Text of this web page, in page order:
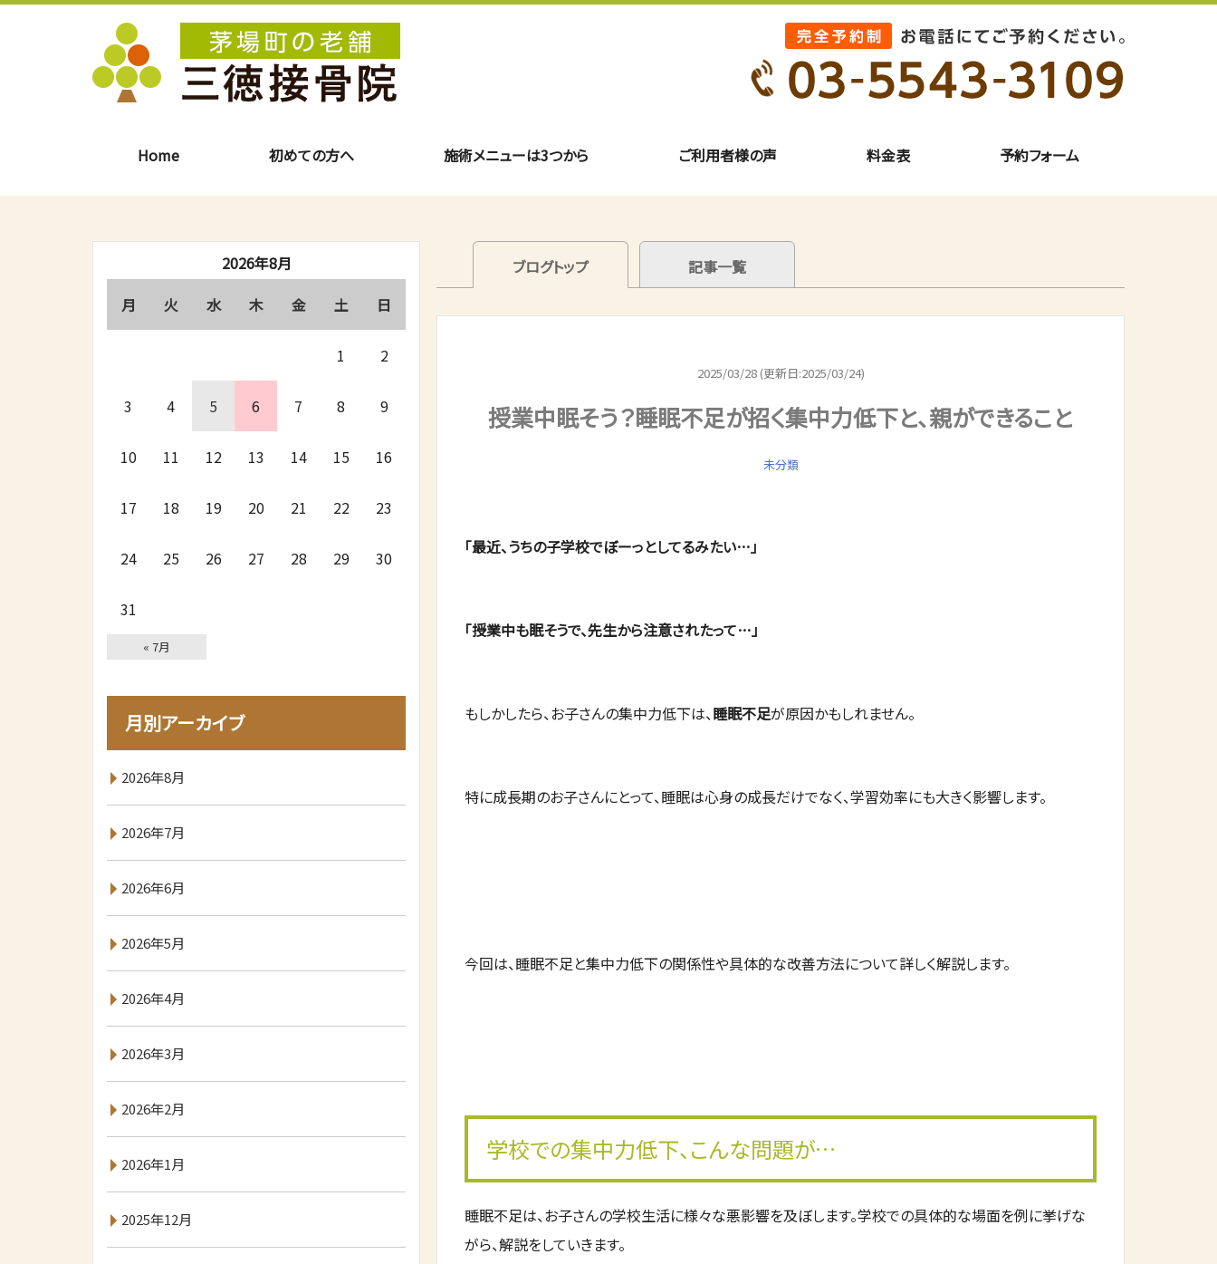
Home 初めての方へ 施術メニューは3つから ご利用者様の声 料金表 予約フォーム
ブログトップ 記事一覧
2025/03/28 (更新日:2025/03/24)
授業中眠そう？睡眠不足が招く集中力低下と、親ができること
未分類
「最近、うちの子学校でぼーっとしてるみたい…」
「授業中も眠そうで、先生から注意されたって…」
もしかしたら、お子さんの集中力低下は、睡眠不足が原因かもしれません。
特に成長期のお子さんにとって、睡眠は心身の成長だけでなく、学習効率にも大きく影響します。
今回は、睡眠不足と集中力低下の関係性や具体的な改善方法について詳しく解説します。
学校での集中力低下、こんな問題が…
睡眠不足は、お子さんの学校生活に様々な悪影響を及ぼします。学校での具体的な場面を例に挙げな
がら、解説をしていきます。
2026年8月
月
火 水 木 金 土 日
1 2
3 4 5 6 7 8 9
10 11 12 13 14 15 16
17 18 19 20 21 22 23
24 25 26 27 28 29 30
31
« 7月
月別アーカイブ
2026年8月
2026年7月
2026年6月
2026年5月
2026年4月
2026年3月
2026年2月
2026年1月
2025年12月